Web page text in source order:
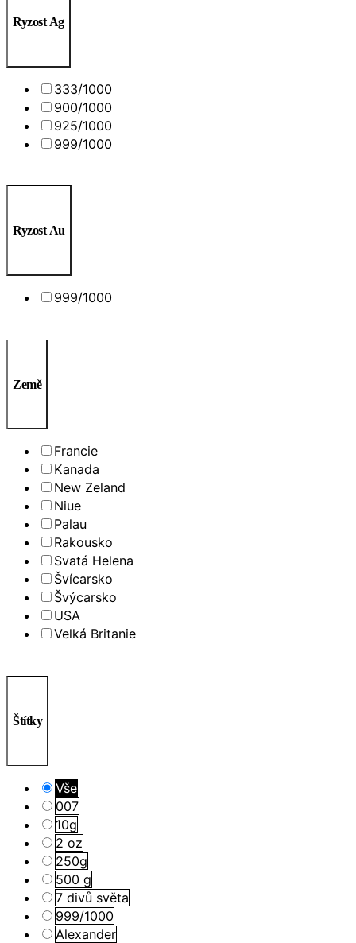
Ryzost Ag
333/1000
900/1000
925/1000
999/1000
Ryzost Au
999/1000
Země
Francie
Kanada
New Zeland
Niue
Palau
Rakousko
Svatá Helena
Švícarsko
Švýcarsko
USA
Velká Britanie
Štítky
Vše
007
10g
2 oz
250g
500 g
7 divů světa
999/1000
Alexander